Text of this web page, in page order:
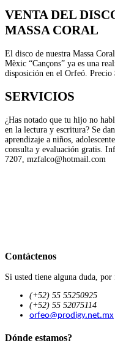
VENTA DEL
MASSA CORAL
El disco de nuestra Massa
Mèxic “Cançons” ya es una
disposición en el Orfeó.
SERVICIOS
¿Has notado que tu hijo no
en la lectura y escritura? Se
aprendizaje a niños,
consulta y evaluación gratis.
7207, mzfalco@hotmail.com
Contáctenos
Si usted tiene alguna duda,
(+52) 55 55250925
(+52) 55 52075114
orfeo@prodigy.net.mx
Dónde estamos?